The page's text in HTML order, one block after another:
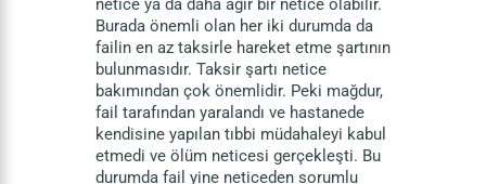
netice ya da daha ağır bir netice olabilir.
Burada önemli olan her iki durumda da
failin en az taksirle hareket etme şartının
bulunmasıdır. Taksir şartı netice
bakımından çok önemlidir. Peki mağdur,
fail tarafından yaralandı ve hastanede
kendisine yapılan tıbbi müdahaleyi kabul
etmedi ve ölüm neticesi gerçekleşti. Bu
durumda fail yine neticeden sorumlu